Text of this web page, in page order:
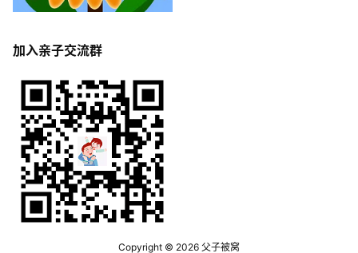
加入亲子交流群
Copyright © 2026 父子被窝